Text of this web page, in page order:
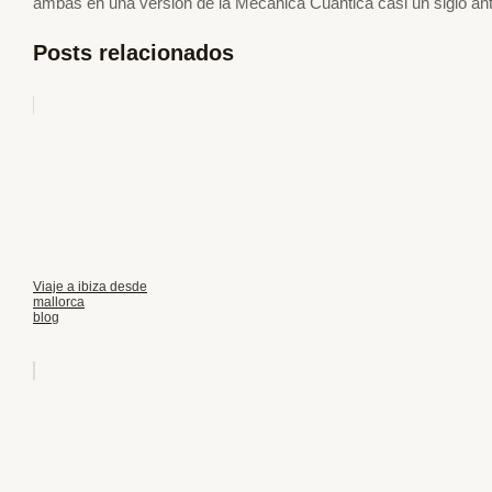
Posts relacionados
Viaje a ibiza desde
mallorca
blog